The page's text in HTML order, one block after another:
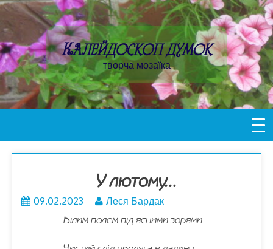
Пропустити
контент
Калейдоскоп думок
творча мозаїка
У лютому…
09.02.2023 Леся Бардак
Білим полем під ясними зорями